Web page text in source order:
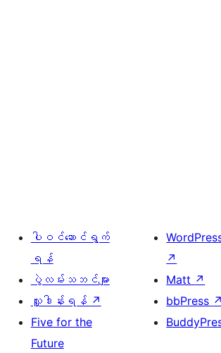
ပါဝင်ဆောင်ရွက်
ရန်
ပွဲလမ်းသဘင်များ
လှူဒါန်းရန် ↗
Five for the
Future
↗
Matt ↗
bbPress ↗